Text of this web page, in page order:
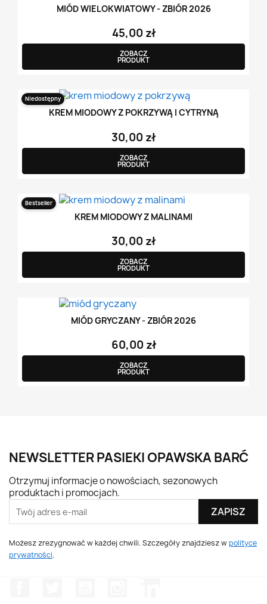
MIÓD WIELOKWIATOWY - ZBIÓR 2026
45,00 zł
ZOBACZ
PRODUKT
KREM MIODOWY Z POKRZYWĄ I CYTRYNĄ
Niedostępny
30,00 zł
ZOBACZ
PRODUKT
KREM MIODOWY Z MALINAMI
Bestseller
30,00 zł
ZOBACZ
PRODUKT
MIÓD GRYCZANY - ZBIÓR 2026
60,00 zł
ZOBACZ
PRODUKT
NEWSLETTER PASIEKI OPAWSKA BARĆ
Otrzymuj informacje o nowościach, sezonowych
produktach i promocjach.
Możesz zrezygnować w każdej chwili. Szczegóły znajdziesz wpolityce
prywatności.